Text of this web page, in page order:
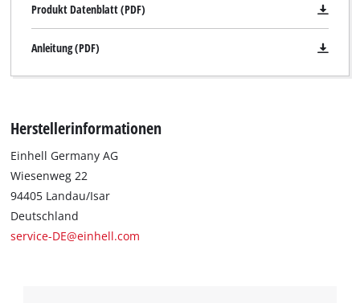
to the list of technologies used.
Produkt Datenblatt (PDF)
Anleitung (PDF)
Herstellerinformationen
Einhell Germany AG
Wiesenweg 22
94405 Landau/Isar
Deutschland
service-DE@einhell.com